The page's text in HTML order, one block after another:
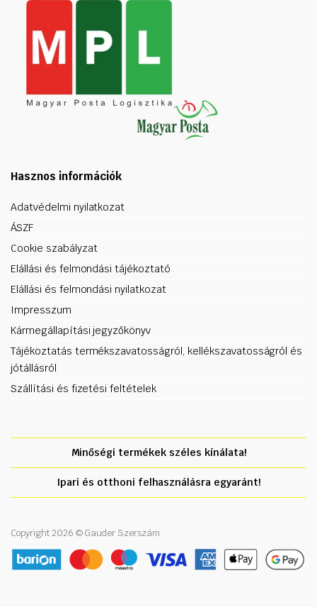
Hasznos információk
Adatvédelmi nyilatkozat
ÁSZF
Cookie szabályzat
Elállási és felmondási tájékoztató
Elállási és felmondási nyilatkozat
Impresszum
Kármegállapítási jegyzőkönyv
Tájékoztatás termékszavatosságról, kellékszavatosságról és
jótállásról
Szállítási és fizetési feltételek
Minőségi termékek széles kínálata!
Ipari és otthoni felhasználásra egyaránt!
Copyright 2026 © Gauder Szerszám